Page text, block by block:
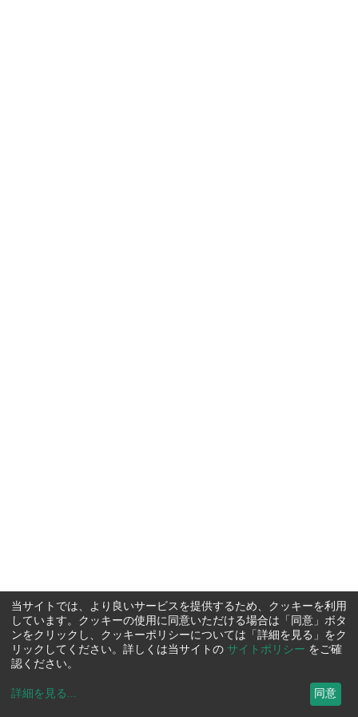
当サイトでは、より良いサービスを提供するため、クッキーを利用
しています。クッキーの使用に同意いただける場合は「同意」ボタ
ンをクリックし、クッキーポリシーについては「詳細を見る」をク
リックしてください。詳しくは当サイトの サイトポリシー をご確
認ください。
詳細を見る ... 同意